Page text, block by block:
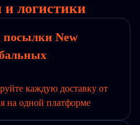
логистики
посылки New
каждую доставку от
на одной платформе